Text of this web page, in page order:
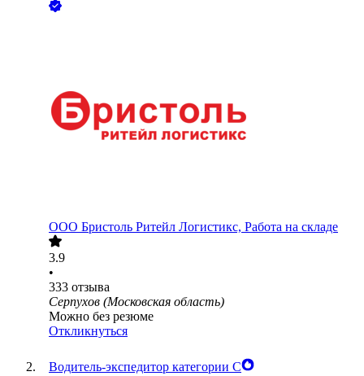
ООО Бристоль Ритейл Логистикс, Работа на складе
3.9
•
333 отзыва
Серпухов (Московская область)
Можно без резюме
Откликнуться
Водитель-экспедитор категории С